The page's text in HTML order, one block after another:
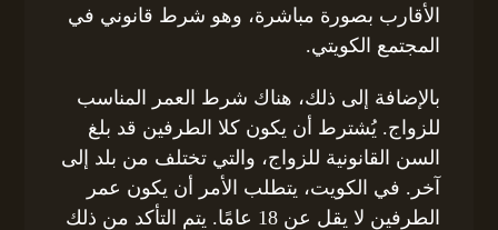
الأقارب بصورة مباشرة، وهو شرط قانوني في
المجتمع الكويتي.
بالإضافة إلى ذلك، هناك شرط العمر المناسب
للزواج. يُشترط أن يكون كلا الطرفين قد بلغ
السن القانونية للزواج، والتي تختلف من بلد إلى
آخر. في الكويت، يتطلب الأمر أن يكون عمر
الطرفين لا يقل عن 18 عامًا. يتم التأكد من ذلك